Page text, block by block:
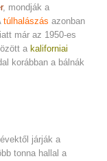
, mondják a
túlhalászás azonban
már az 1950-es
a kaliforniai
korábban a bálnák
járják a
tonna hallal a